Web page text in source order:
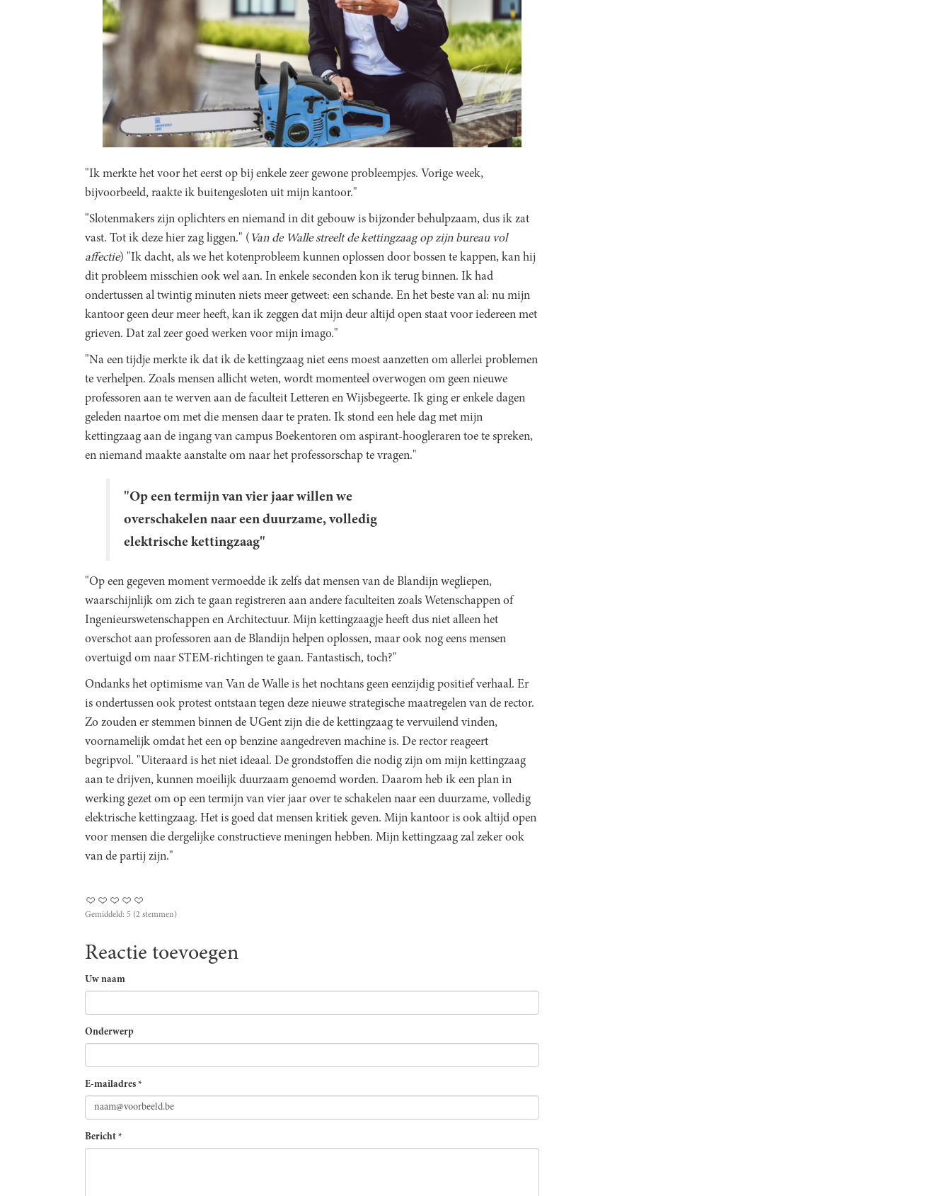
"Ik merkte het voor het eerst op bij enkele zeer gewone probleempjes. Vorige week,
bijvoorbeeld, raakte ik buitengesloten uit mijn kantoor."
"Slotenmakers zijn oplichters en niemand in dit gebouw is bijzonder behulpzaam, dus ik zat
vast. Tot ik deze hier zag liggen." ( Van de Walle streelt de kettingzaag op zijn bureau vol
affectie) "Ik dacht, als we het kotenprobleem kunnen oplossen door bossen te kappen, kan hij
dit probleem misschien ook wel aan. In enkele seconden kon ik terug binnen. Ik had
ondertussen al twintig minuten niets meer getweet: een schande. En het beste van al: nu mijn
kantoor geen deur meer heeft, kan ik zeggen dat mijn deur altijd open staat voor iedereen met
grieven. Dat zal zeer goed werken voor mijn imago."
"Na een tijdje merkte ik dat ik de kettingzaag niet eens moest aanzetten om allerlei problemen
te verhelpen. Zoals mensen allicht weten, wordt momenteel overwogen om geen nieuwe
professoren aan te werven aan de faculteit Letteren en Wijsbegeerte. Ik ging er enkele dagen
geleden naartoe om met die mensen daar te praten. Ik stond een hele dag met mijn
kettingzaag aan de ingang van campus Boekentoren om aspirant-hoogleraren toe te spreken,
en niemand maakte aanstalte om naar het professorschap te vragen."
"Op een termijn van vier jaar willen we
overschakelen naar een duurzame, volledig
elektrische kettingzaag"
"Op een gegeven moment vermoedde ik zelfs dat mensen van de Blandijn wegliepen,
waarschijnlijk om zich te gaan registreren aan andere faculteiten zoals Wetenschappen of
Ingenieurswetenschappen en Architectuur. Mijn kettingzaagje heeft dus niet alleen het
overschot aan professoren aan de Blandijn helpen oplossen, maar ook nog eens mensen
overtuigd om naar STEM-richtingen te gaan. Fantastisch, toch?"
Ondanks het optimisme van Van de Walle is het nochtans geen eenzijdig positief verhaal. Er
is ondertussen ook protest ontstaan tegen deze nieuwe strategische maatregelen van de rector.
Zo zouden er stemmen binnen de UGent zijn die de kettingzaag te vervuilend vinden,
voornamelijk omdat het een op benzine aangedreven machine is. De rector reageert
begripvol. "Uiteraard is het niet ideaal. De grondstoffen die nodig zijn om mijn kettingzaag
aan te drijven, kunnen moeilijk duurzaam genoemd worden. Daarom heb ik een plan in
werking gezet om op een termijn van vier jaar over te schakelen naar een duurzame, volledig
elektrische kettingzaag. Het is goed dat mensen kritiek geven. Mijn kantoor is ook altijd open
voor mensen die dergelijke constructieve meningen hebben. Mijn kettingzaag zal zeker ook
van de partij zijn."
Gemiddeld: 5 (2 stemmen)
Reactie toevoegen
Uw naam
Onderwerp
E-mailadres *
Bericht *